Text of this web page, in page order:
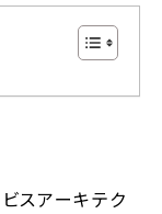
スアーキテク